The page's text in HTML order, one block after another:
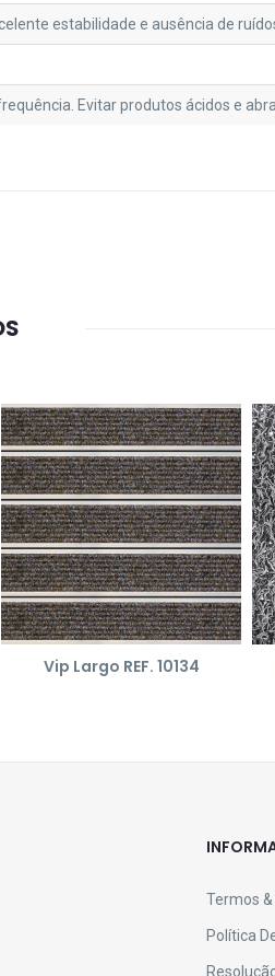
estabilidade e ausência de
Evitar produtos ácidos e
Vip Largo REF. 10134
Termos
Política